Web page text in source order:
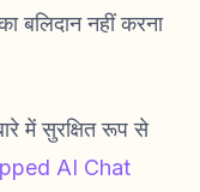
बलिदान नहीं करना
में सुरक्षित रूप से
AI Chat